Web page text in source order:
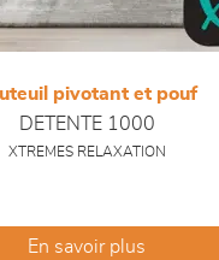
pivotant et pouf
DETENTE 1000
XTREMES RELAXATION
En savoir plus